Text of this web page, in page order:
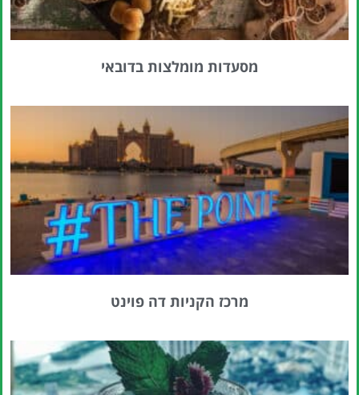
מסעדות מומלצות בדובאי
מרכז הקניות דה פוינט